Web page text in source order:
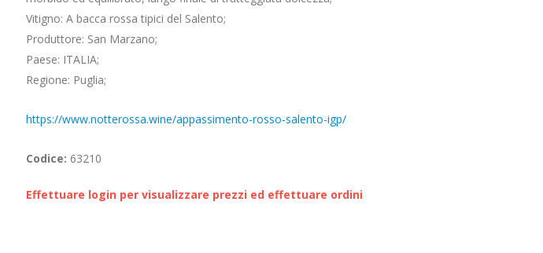
Vitigno: A bacca rossa tipici del Salento;
Produttore: San Marzano;
Paese: ITALIA;
Regione: Puglia;
https://www.notterossa.wine/appassimento-rosso-salento-igp/
Codice: 63210
Effettuare login per visualizzare prezzi ed effettuare ordini